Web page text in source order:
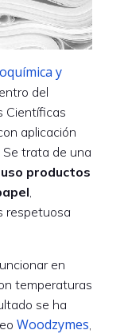
y
del
Científicas
aplicación
Se trata de una
productos
respetuosa
en
temperaturas
se ha
Woodzymes